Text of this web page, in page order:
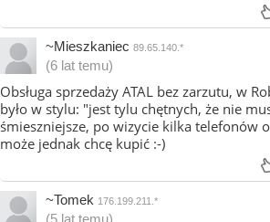
~Mieszkaniec 89.65.140.*
(6 lat temu)
Obsługa sprzedaży ATAL bez zarzutu, w
było w stylu: "jest tylu chętnych, że nie
śmieszniejsze, po wizycie kilka telefonów
może jednak chcę kupić :-)
~Tomek 176.199.211.*
(5 lat temu)